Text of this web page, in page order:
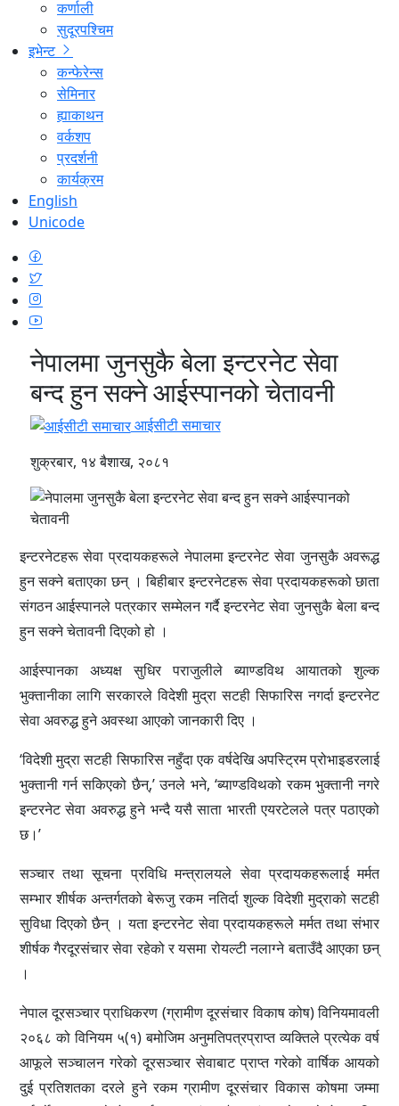
कर्णाली
सुदूरपश्चिम
इभेन्ट
कन्फेरेन्स
सेमिनार
ह्याकाथन
वर्कशप
प्रदर्शनी
कार्यक्रम
English
Unicode
नेपालमा जुनसुकै बेला इन्टरनेट सेवा
बन्द हुन सक्ने आईस्पानको चेतावनी
आईसीटी समाचार
शुक्रबार, १४ बैशाख, २०८१
इन्टरनेटहरू सेवा प्रदायकहरूले नेपालमा इन्टरनेट सेवा जुनसुकै अवरूद्ध
हुन सक्ने बताएका छन् । बिहीबार इन्टरनेटहरू सेवा प्रदायकहरूको छाता
संगठन आईस्पानले पत्रकार सम्मेलन गर्दै इन्टरनेट सेवा जुनसुकै बेला बन्द
हुन सक्ने चेतावनी दिएको हो ।
आईस्पानका अध्यक्ष सुधिर पराजुलीले ब्याण्डविथ आयातको शुल्क
भुक्तानीका लागि सरकारले विदेशी मुद्रा सटही सिफारिस नगर्दा इन्टरनेट
सेवा अवरुद्ध हुने अवस्था आएको जानकारी दिए ।
‘विदेशी मुद्रा सटही सिफारिस नहुँदा एक वर्षदेखि अपस्ट्रिम प्रोभाइडरलाई
भुक्तानी गर्न सकिएको छैन्,’ उनले भने, ‘ब्याण्डविथको रकम भुक्तानी नगरे
इन्टरनेट सेवा अवरुद्ध हुने भन्दै यसै साता भारती एयरटेलले पत्र पठाएको
छ।’
सञ्चार तथा सूचना प्रविधि मन्त्रालयले सेवा प्रदायकहरूलाई मर्मत
सम्भार शीर्षक अन्तर्गतको बेरूजु रकम नतिर्दा शुल्क विदेशी मुद्राको सटही
सुविधा दिएको छैन् । यता इन्टरनेट सेवा प्रदायकहरूले मर्मत तथा संभार
शीर्षक गैरदूरसंचार सेवा रहेको र यसमा रोयल्टी नलाग्ने बताउँदै आएका छन्
।
नेपाल दूरसञ्चार प्राधिकरण (ग्रामीण दूरसंचार विकाष कोष) विनियमावली
२०६८ को विनियम ५(१) बमोजिम अनुमतिपत्रप्राप्त व्यक्तिले प्रत्येक वर्ष
आफूले सञ्चालन गरेको दूरसञ्चार सेवाबाट प्राप्त गरेको वार्षिक आयको
दुई प्रतिशतका दरले हुने रकम ग्रामीण दूरसंचार विकास कोषमा जम्मा